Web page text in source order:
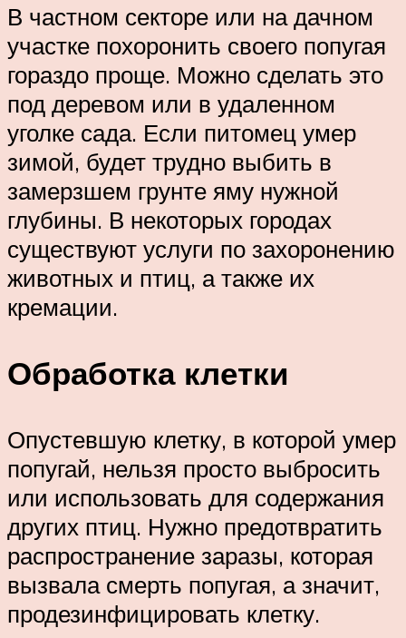
В частном секторе или на дачном
участке похоронить своего попугая
гораздо проще. Можно сделать это
под деревом или в удаленном
уголке сада. Если питомец умер
зимой, будет трудно выбить в
замерзшем грунте яму нужной
глубины. В некоторых городах
существуют услуги по захоронению
животных и птиц, а также их
кремации.
Обработка клетки
Опустевшую клетку, в которой умер
попугай, нельзя просто выбросить
или использовать для содержания
других птиц. Нужно предотвратить
распространение заразы, которая
вызвала смерть попугая, а значит,
продезинфицировать клетку.